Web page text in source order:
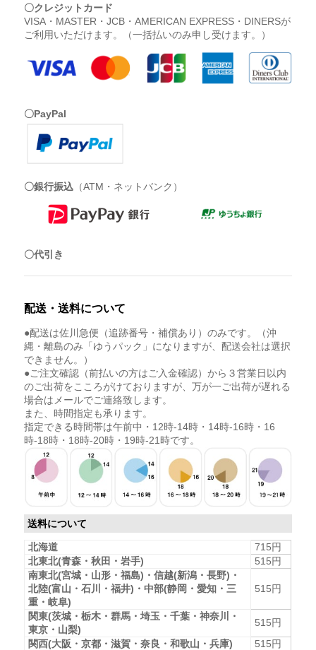
〇クレジットカード
VISA・MASTER・JCB・AMERICAN EXPRESS・DINERSが
ご利用いただけます。（一括払いのみ申し受けます。）
〇PayPal
〇銀行振込 （ATM・ネットバンク）
〇代引き
配送・送料について
●配送は佐川急便（追跡番号・補償あり）のみです。（沖
縄・離島のみ「ゆうパック」になりますが、配送会社は選択
できません。）
●ご注文確認（前払いの方はご入金確認）から３営業日以内
のご出荷をこころがけておりますが、万が一ご出荷が遅れる
場合はメールでご連絡致します。
また、時間指定も承ります。
指定できる時間帯は午前中・12時-14時・14時-16時・16
時-18時・18時-20時・19時-21時です。
送料について
北海道
715円
北東北(青森・秋田・岩手)
515円
南東北(宮城・山形・福島)・信越(新潟・長野)・
北陸(富山・石川・福井)・中部(静岡・愛知・三
重・岐阜)
515円
関東(茨城・栃木・群馬・埼玉・千葉・神奈川・
東京・山梨)
515円
関西(大阪・京都・滋賀・奈良・和歌山・兵庫)
515円